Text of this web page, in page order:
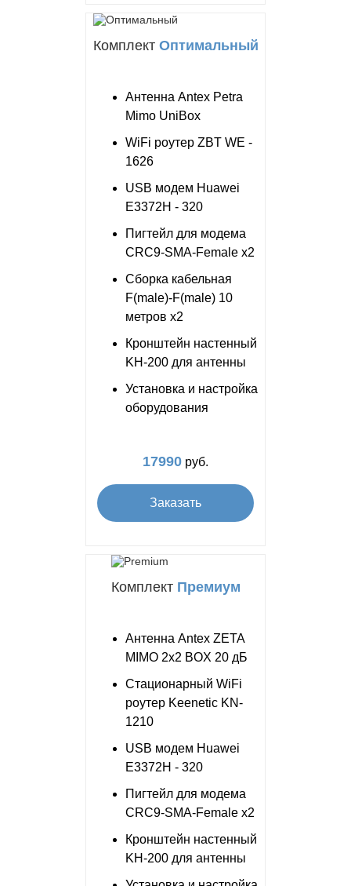
Комплект Оптимальный
Антенна Antex Petra
Mimo UniBox
WiFi роутер ZBT WE -
1626
USB модем Huawei
E3372H - 320
Пигтейл для модема
CRC9-SMA-Female x2
Сборка кабельная
F(male)-F(male) 10
метров x2
Кронштейн настенный
KH-200 для антенны
Установка и настройка
оборудования
17990 руб.
Заказать
Комплект Премиум
Антенна Antex ZETA
MIMO 2x2 BOX 20 дБ
Стационарный WiFi
роутер Keenetic KN-
1210
USB модем Huawei
E3372H - 320
Пигтейл для модема
CRC9-SMA-Female x2
Кронштейн настенный
KH-200 для антенны